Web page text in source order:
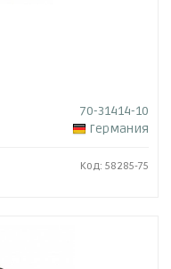
70-31414-10
Германия
Код: 58285-75